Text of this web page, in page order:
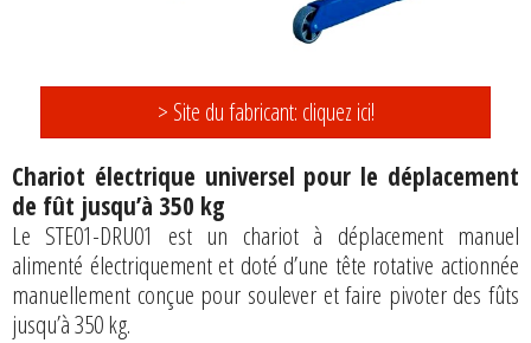
> Site du fabricant: cliquez ici!
Chariot électrique universel pour le déplacement
de fût jusqu’à 350 kg
Le STE01-DRU01 est un chariot à déplacement manuel
alimenté électriquement et doté d’une tête rotative actionnée
manuellement conçue pour soulever et faire pivoter des fûts
jusqu’à 350 kg.